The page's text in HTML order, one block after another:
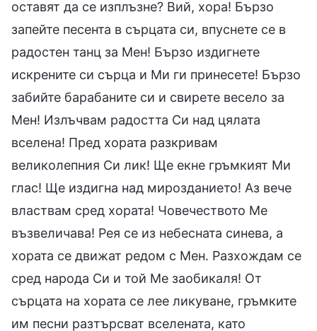
оставят да се изплъзне? Вий, хора! Бързо
запейте песента в сърцата си, впуснете се в
радостен танц за Мен! Бързо издигнете
искрените си сърца и Ми ги принесете! Бързо
забийте барабаните си и свирете весело за
Мен! Излъчвам радостта Си над цялата
вселена! Пред хората разкривам
великолепния Си лик! Ще екне гръмкият Ми
глас! Ще издигна над мирозданието! Аз вече
властвам сред хората! Човечеството Ме
възвеличава! Рея се из небесната синева, а
хората се движат редом с Мен. Разхождам се
сред народа Си и той Ме заобикаля! От
сърцата на хората се лее ликуване, гръмките
им песни разтърсват вселената, като